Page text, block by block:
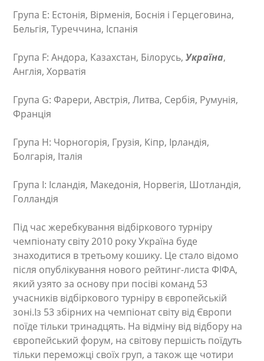
Група E: Естонія, Вірменія, Боснія і Герцеговина,
Бельгія, Туреччина, Іспанія
Група F: Андора, Казахстан, Білорусь,Україна,
Англія, Хорватія
Група G: Фарери, Австрія, Литва, Сербія, Румунія,
Франція
Група H: Чорногорія, Грузія, Кіпр, Ірландія,
Болгарія, Італія
Група I: Ісландія, Македонія, Норвегія, Шотландія,
Голландія
Під час жеребкування відбіркового турніру
чемпіонату світу 2010 року Україна буде
знаходитися в третьому кошику. Це стало відомо
після опублікування нового рейтинг-листа ФІФА,
який узято за основу при посіві команд 53
учасників відбіркового турніру в європейській
зоні.Із 53 збірних на чемпіонат світу від Європи
поїде тільки тринадцять. На відміну від відбору на
європейський форум, на світову першість поїдуть
тільки переможці своїх груп, а також ще чотири